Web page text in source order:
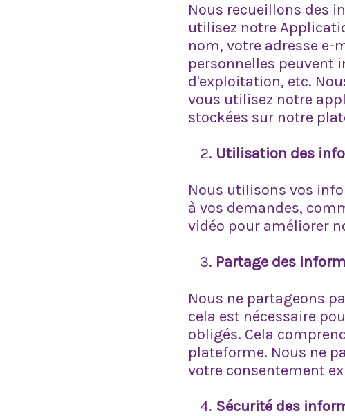
Nous recueillons des
utilisez notre
nom, votre adresse e-
personnelles peuvent
d'exploitation, etc.
vous utilisez notre
stockées sur notre
Utilisation des
Nous utilisons vos
à vos demandes,
vidéo pour améliorer
Partage des
Nous ne partageons
cela est nécessaire
obligés. Cela
plateforme. Nous ne
votre consentement
Sécurité des